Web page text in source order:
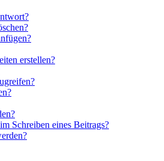
erstellen?
Schreiben eines Beitrags?